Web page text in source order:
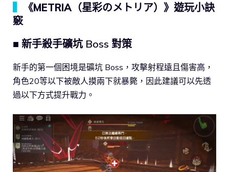
《METRIA（星彩のメトリア）》遊玩小訣
竅
■ 新手殺手礦坑 Boss 對策
新手的第一個困境是礦坑 Boss，攻擊射程遠且傷害高，
角色20等以下被敵人摸兩下就暴斃，因此建議可以先透
過以下方式提升戰力。